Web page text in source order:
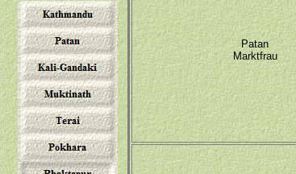
Patan
Marktfrau